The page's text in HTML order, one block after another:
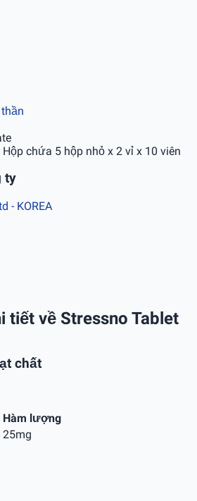
Hộp chứa 5 hộp nhỏ x 2 vỉ x 10 viên
ty
- KOREA
tiết về Stressno Tablet
chất
Hàm lượng
25mg